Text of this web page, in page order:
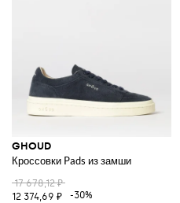
GHOUD
Кроссовки Pads из замши
17 678,12 ₽
12 374,69 ₽
-30%